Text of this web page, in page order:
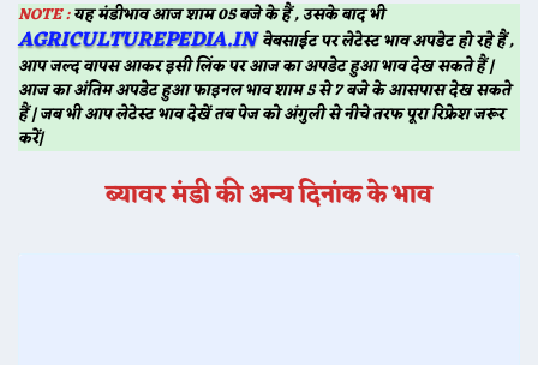
NOTE :यह मंडीभाव आज शाम 05 बजे के हैं , उसके बाद भी
AGRICULTUREPEDIA.INवेबसाईट पर लेटेस्ट भाव अपडेट हो रहे हैं ,
आप जल्द वापस आकर इसी लिंक पर आज का अपडेट हुआ भाव देख सकते हैं |
आज का अंतिम अपडेट हुआ फाइनल भाव शाम 5 से 7 बजे के आसपास देख सकते
हैं | जब भी आप लेटेस्ट भाव देखें तब पेज को अंगुली से नीचे तरफ पूरा रिफ्रेश जरूर
करें|
ब्यावरमंडी की अन्य दिनांक के भाव